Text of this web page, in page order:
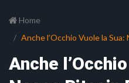
Home
Anche l’Occhio Vuole la
Anche